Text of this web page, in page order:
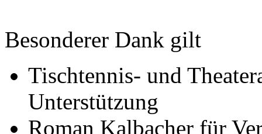
Besonderer Dank gilt
Tischtennis- und
Unterstützung
Roman Kalbacher für